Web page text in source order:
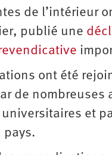
de l’intérieur
publié une
ont été
de nombreuses
et
pays.